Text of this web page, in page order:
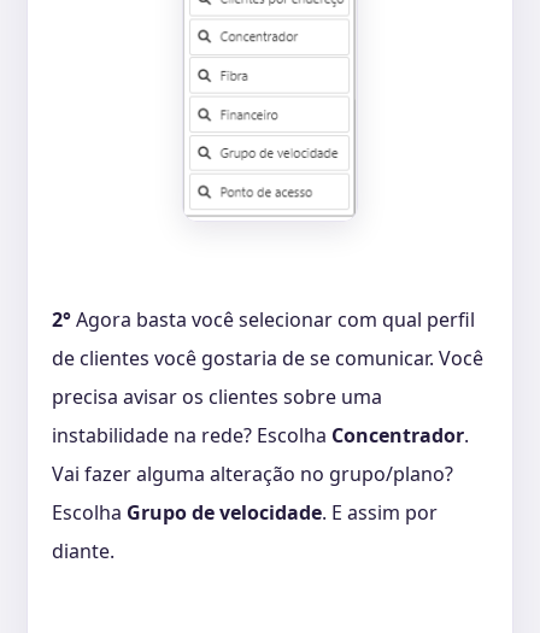
2°Agora basta você selecionar com qual perfil
de clientes você gostaria de se comunicar. Você
precisa avisar os clientes sobre uma
instabilidade na rede? Escolha Concentrador.
Vai fazer alguma alteração no grupo/plano?
Escolha Grupo de velocidade. E assim por
diante.